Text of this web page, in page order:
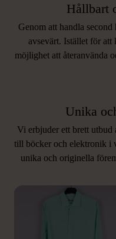
Hållbart
Genom att handla
avsevärt. Istället för att
möjlighet att återanvända
Unika
Vi erbjuder ett brett
till böcker och elektronik i
unika och originella
Hitta produkter